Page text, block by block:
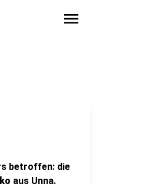
menu
betroffen: die
aus Unna.